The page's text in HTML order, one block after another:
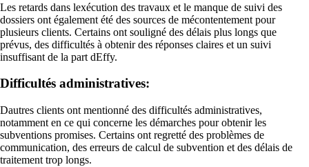
Les retards dans lexécution des travaux et le manque de suivi des
dossiers ont également été des sources de mécontentement pour
plusieurs clients. Certains ont souligné des délais plus longs que
prévus, des difficultés à obtenir des réponses claires et un suivi
insuffisant de la part dEffy.
Difficultés administratives:
Dautres clients ont mentionné des difficultés administratives,
notamment en ce qui concerne les démarches pour obtenir les
subventions promises. Certains ont regretté des problèmes de
communication, des erreurs de calcul de subvention et des délais de
traitement trop longs.